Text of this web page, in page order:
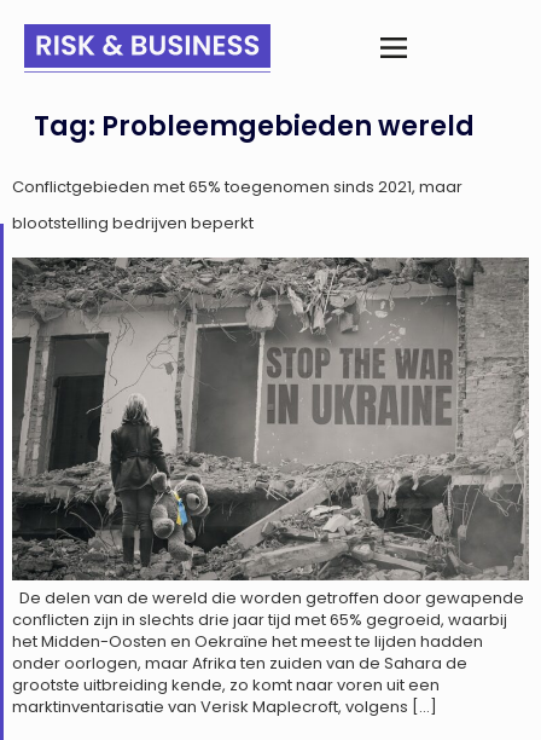
Tag: Probleemgebieden wereld
Conflictgebieden met 65% toegenomen sinds 2021, maar
blootstelling bedrijven beperkt
De delen van de wereld die worden getroffen door gewapende
conflicten zijn in slechts drie jaar tijd met 65% gegroeid, waarbij
het Midden-Oosten en Oekraïne het meest te lijden hadden
onder oorlogen, maar Afrika ten zuiden van de Sahara de
grootste uitbreiding kende, zo komt naar voren uit een
marktinventarisatie van Verisk Maplecroft, volgens […]